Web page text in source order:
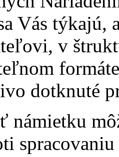
Vás týkajú,
v
dotknuté
námietku